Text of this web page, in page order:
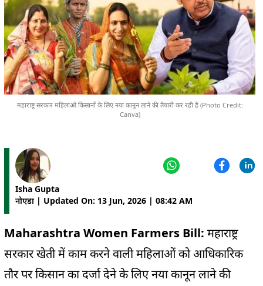
महाराष्ट्र सरकार महिलाओं किसानों के लिए नया कानून लाने की तैयारी कर रही है (Photo Credit:
Canva)
Isha Gupta
नोएडा | Updated On: 13 Jun, 2026 | 08:42 AM
Maharashtra Women Farmers Bill: महाराष्ट्र
सरकार खेती में काम करने वाली महिलाओं को आधिकारिक
तौर पर किसान का दर्जा देने के लिए नया कानून लाने की